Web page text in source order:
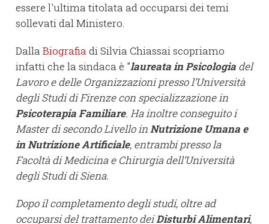
essere l'ultima titolata ad occuparsi dei temi
sollevati dal Ministero.
Dalla Biografia di Silvia Chiassai scopriamo
infatti che la sindaca è "laureata in Psicologia del
Lavoro e delle Organizzazioni presso l’Università
degli Studi di Firenze con specializzazione in
Psicoterapia Familiare. Ha inoltre conseguito i
Master di secondo Livello inNutrizione Umana e
in Nutrizione Artificiale, entrambi presso la
Facoltà di Medicina e Chirurgia dell’Università
degli Studi di Siena.
Dopo il completamento degli studi, oltre ad
occuparsi del trattamento deiDisturbi Alimentari,